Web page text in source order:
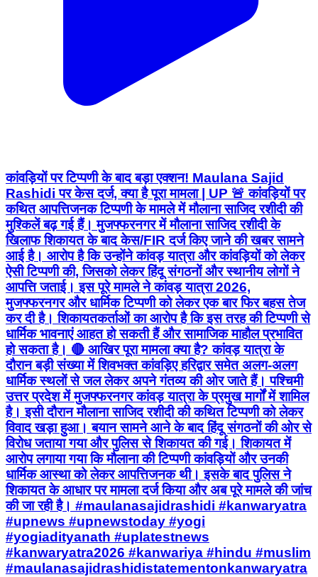
कांवड़ियों पर टिप्पणी के बाद बड़ा एक्शन! Maulana Sajid
Rashidi पर केस दर्ज‚ क्या है पूरा मामला | UP 🚨 कांवड़ियों पर
कथित आपत्तिजनक टिप्पणी के मामले में मौलाना साजिद रशीदी की
मुश्किलें बढ़ गई हैं। मुजफ्फरनगर में मौलाना साजिद रशीदी के
खिलाफ शिकायत के बाद केस/FIR दर्ज किए जाने की खबर सामने
आई है। आरोप है कि उन्होंने कांवड़ यात्रा और कांवड़ियों को लेकर
ऐसी टिप्पणी की, जिसको लेकर हिंदू संगठनों और स्थानीय लोगों ने
आपत्ति जताई। इस पूरे मामले ने कांवड़ यात्रा 2026,
मुजफ्फरनगर और धार्मिक टिप्पणी को लेकर एक बार फिर बहस तेज
कर दी है। शिकायतकर्ताओं का आरोप है कि इस तरह की टिप्पणी से
धार्मिक भावनाएं आहत हो सकती हैं और सामाजिक माहौल प्रभावित
हो सकता है। 🔴 आखिर पूरा मामला क्या है? कांवड़ यात्रा के
दौरान बड़ी संख्या में शिवभक्त कांवड़िए हरिद्वार समेत अलग-अलग
धार्मिक स्थलों से जल लेकर अपने गंतव्य की ओर जाते हैं। पश्चिमी
उत्तर प्रदेश में मुजफ्फरनगर कांवड़ यात्रा के प्रमुख मार्गों में शामिल
है। इसी दौरान मौलाना साजिद रशीदी की कथित टिप्पणी को लेकर
विवाद खड़ा हुआ। बयान सामने आने के बाद हिंदू संगठनों की ओर से
विरोध जताया गया और पुलिस से शिकायत की गई। शिकायत में
आरोप लगाया गया कि मौलाना की टिप्पणी कांवड़ियों और उनकी
धार्मिक आस्था को लेकर आपत्तिजनक थी। इसके बाद पुलिस ने
शिकायत के आधार पर मामला दर्ज किया और अब पूरे मामले की जांच
की जा रही है। #maulanasajidrashidi #kanwaryatra
#upnews #upnewstoday #yogi
#yogiadityanath #uplatestnews
#kanwaryatra2026 #kanwariya #hindu #muslim
#maulanasajidrashidistatementonkanwaryatra